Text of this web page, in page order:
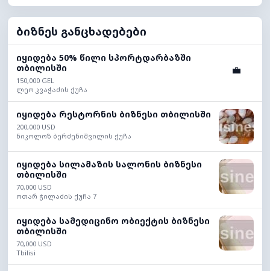
ბიზნეს განცხადებები
იყიდება 50% წილი სპორტდარბაზში
თბილისში
150,000 GEL
ლეო კვაჭაძის ქუჩა
💼
იყიდება რესტორნის ბიზნესი თბილისში
200,000 USD
ნიკოლოზ ბერძენიშვილის ქუჩა
იყიდება სილამაზის სალონის ბიზნესი
თბილისში
70,000 USD
ოთარ ჭილაძის ქუჩა 7
იყიდება სამედიცინო ობიექტის ბიზნესი
თბილისში
70,000 USD
Tbilisi